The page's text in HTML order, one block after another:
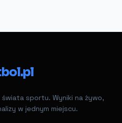
sportu. Wyniki na żywo,
w jednym miejscu.